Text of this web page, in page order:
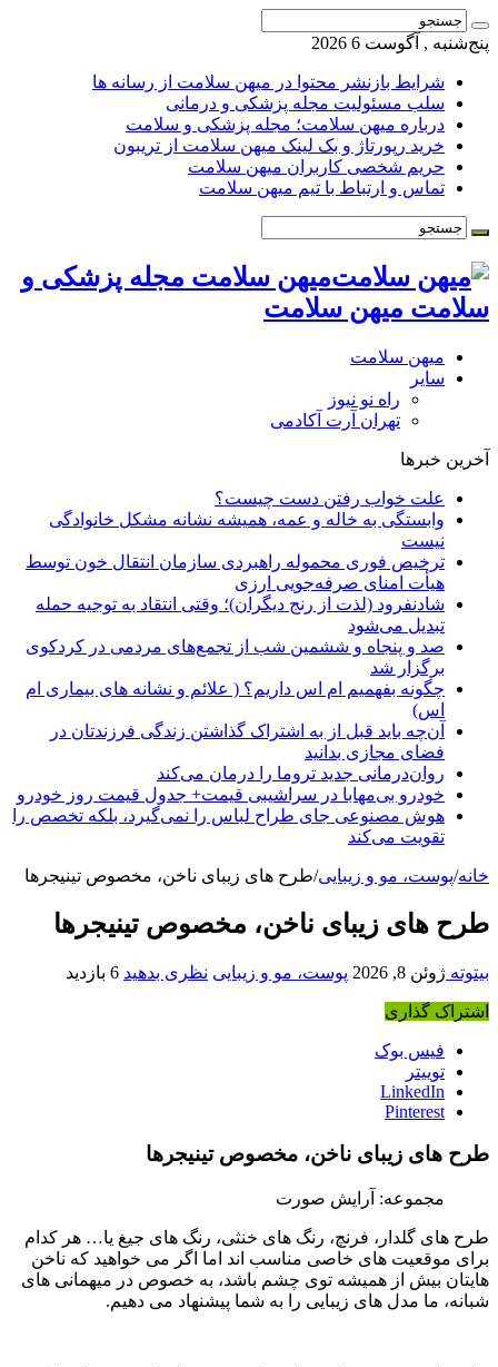
پنج‌شنبه , آگوست 6 2026
شرایط بازنشر محتوا در میهن سلامت از رسانه ها
سلب مسئولیت مجله پزشکی و درمانی
درباره میهن سلامت؛ مجله پزشکی و سلامت
خرید رپورتاژ و بک لینک میهن سلامت از تریبون
حریم شخصی کاربران میهن سلامت
تماس و ارتباط با تیم میهن سلامت
میهن سلامت مجله پزشکی و
سلامت میهن سلامت
میهن سلامت
سایر
راه نو نیوز
تهران آرت آکادمی
آخرین خبرها
علت خواب رفتن دست چیست؟
وابستگی به خاله و عمه، همیشه نشانه مشکل خانوادگی
نیست
ترخیص فوری محموله راهبردی سازمان انتقال خون توسط
هیأت امنای صرفه‌جویی ارزی
شادنفرود (لذت از رنج دیگران)؛ وقتی انتقاد به توجیه حمله
تبدیل می‌شود
صد و پنجاه‌ و ششمین شب از تجمع‌های مردمی در کردکوی
برگزار شد
چگونه بفهمیم ام اس داریم؟ ( علائم و نشانه های بیماری ام
اس)
آن‌چه باید قبل از به اشتراک گذاشتن زندگی فرزندتان در
فضای مجازی بدانید
روان‌درمانی جدید تروما را درمان می‌کند
خودرو بی‌مهابا در سراشیبی قیمت+ جدول قیمت روز خودرو
هوش مصنوعی جای طراح لباس را نمی‌گیرد، بلکه تخصص را
تقویت می‌کند
خانه/پوست، مو و زیبایی/طرح های زیبای ناخن، مخصوص تینیجرها
طرح های زیبای ناخن، مخصوص تینیجرها
بیتوته ژوئن 8, 2026 پوست، مو و زیبایی نظری بدهید 6 بازدید
اشتراک گذاری
فیس بوک
توییتر
LinkedIn
Pinterest
طرح های زیبای ناخن، مخصوص تینیجرها
مجموعه: آرایش صورت
طرح های گلدار، فرنچ، رنگ های خنثی، رنگ های جیغ یا… هر کدام
برای موقعیت های خاصی مناسب اند اما اگر می خواهید که ناخن
هایتان بیش از همیشه توی چشم باشد، به خصوص در میهمانی های
شبانه، ما مدل های زیبایی را به شما پیشنهاد می دهیم.